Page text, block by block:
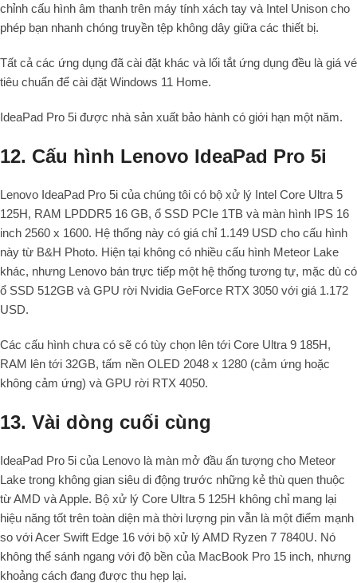
chỉnh cấu hình âm thanh trên máy tính xách tay và Intel Unison cho
phép bạn nhanh chóng truyền tệp không dây giữa các thiết bị.
Tất cả các ứng dụng đã cài đặt khác và lối tắt ứng dụng đều là giá vé
tiêu chuẩn để cài đặt Windows 11 Home.
IdeaPad Pro 5i được nhà sản xuất bảo hành có giới hạn một năm.
12. Cấu hình Lenovo IdeaPad Pro 5i
Lenovo IdeaPad Pro 5i của chúng tôi có bộ xử lý Intel Core Ultra 5
125H, RAM LPDDR5 16 GB, ổ SSD PCIe 1TB và màn hình IPS 16
inch 2560 x 1600. Hệ thống này có giá chỉ 1.149 USD cho cấu hình
này từ B&H Photo. Hiện tại không có nhiều cấu hình Meteor Lake
khác, nhưng Lenovo bán trực tiếp một hệ thống tương tự, mặc dù có
ổ SSD 512GB và GPU rời Nvidia GeForce RTX 3050 với giá 1.172
USD.
Các cấu hình chưa có sẽ có tùy chọn lên tới Core Ultra 9 185H,
RAM lên tới 32GB, tấm nền OLED 2048 x 1280 (cảm ứng hoặc
không cảm ứng) và GPU rời RTX 4050.
13. Vài dòng cuối cùng
IdeaPad Pro 5i của Lenovo là màn mở đầu ấn tượng cho Meteor
Lake trong không gian siêu di động trước những kẻ thù quen thuộc
từ AMD và Apple. Bộ xử lý Core Ultra 5 125H không chỉ mang lại
hiệu năng tốt trên toàn diện mà thời lượng pin vẫn là một điểm mạnh
so với Acer Swift Edge 16 với bộ xử lý AMD Ryzen 7 7840U. Nó
không thể sánh ngang với độ bền của MacBook Pro 15 inch, nhưng
khoảng cách đang được thu hẹp lại.